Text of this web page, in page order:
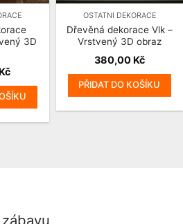
3D
Kč
OSTATNÍ DEKORACE
Dřevěná dekorace Vlk –
Vrstvený 3D obraz
380,00 Kč
PŘIDAT DO KOŠÍKU